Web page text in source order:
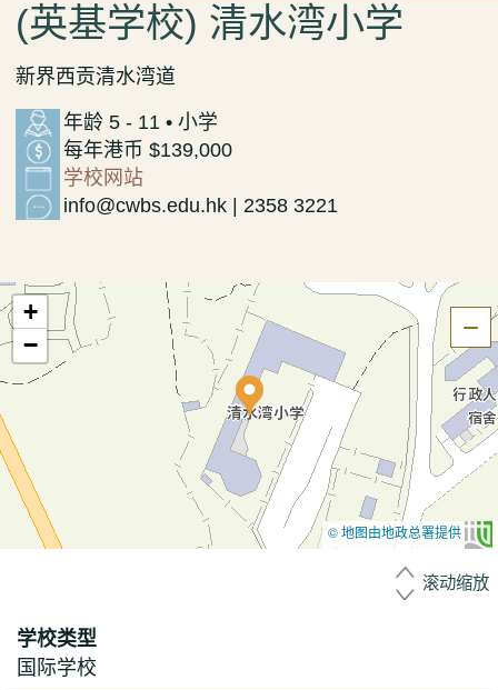
(英基学校) 清水湾小学
新界西贡清水湾道
年龄 5 - 11 • 小学
每年港币 $139,000
学校网站
info@cwbs.edu.hk | 2358 3221
+
−
© 地图由地政总署提供
滚动缩放
学校类型
国际学校